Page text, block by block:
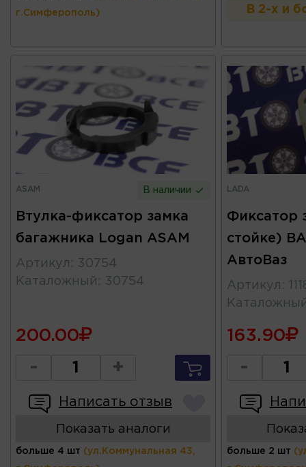
г.Симферополь) В 2-х и
ASAM В наличии
Втулка-фиксатор замка
багажника Logan ASAM
Артикул : 30754
Каталожный : 30754
200.00
- +
Написать отзыв
Показать аналоги
больше 4 шт (ул.Коммунальная 43,
LADA
Фиксатор
стойке)
АвтоВаз
Артикул :
163.90
-
больше 2 шт